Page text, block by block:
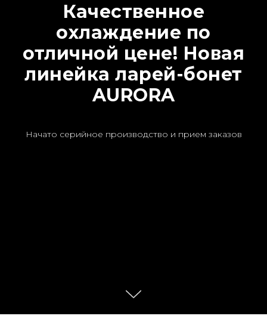
Качественное
охлаждение по
отличной цене! Новая
линейка ларей-бонет
AURORA
Начато серийное производство и прием заказов